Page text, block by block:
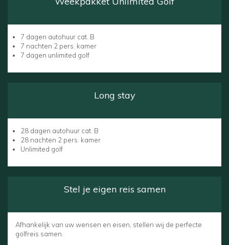
7 dagen autohuur cat. B
7 nachten 2 pers. kamer
7 dagen unlimited golf
Long stay
28 dagen autohuur cat. B
28 nachten 2 pers. kamer
Unlimited golf
Stel je eigen reis samen
Afhankelijk van uw wensen en eisen, stellen wij de perfecte
golfreis samen.